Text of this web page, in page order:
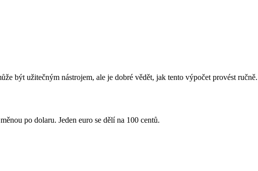
být užitečným nástrojem, ale je dobré vědět, jak tento výpočet provést ručně.
po dolaru. Jeden euro se dělí na 100 centů.